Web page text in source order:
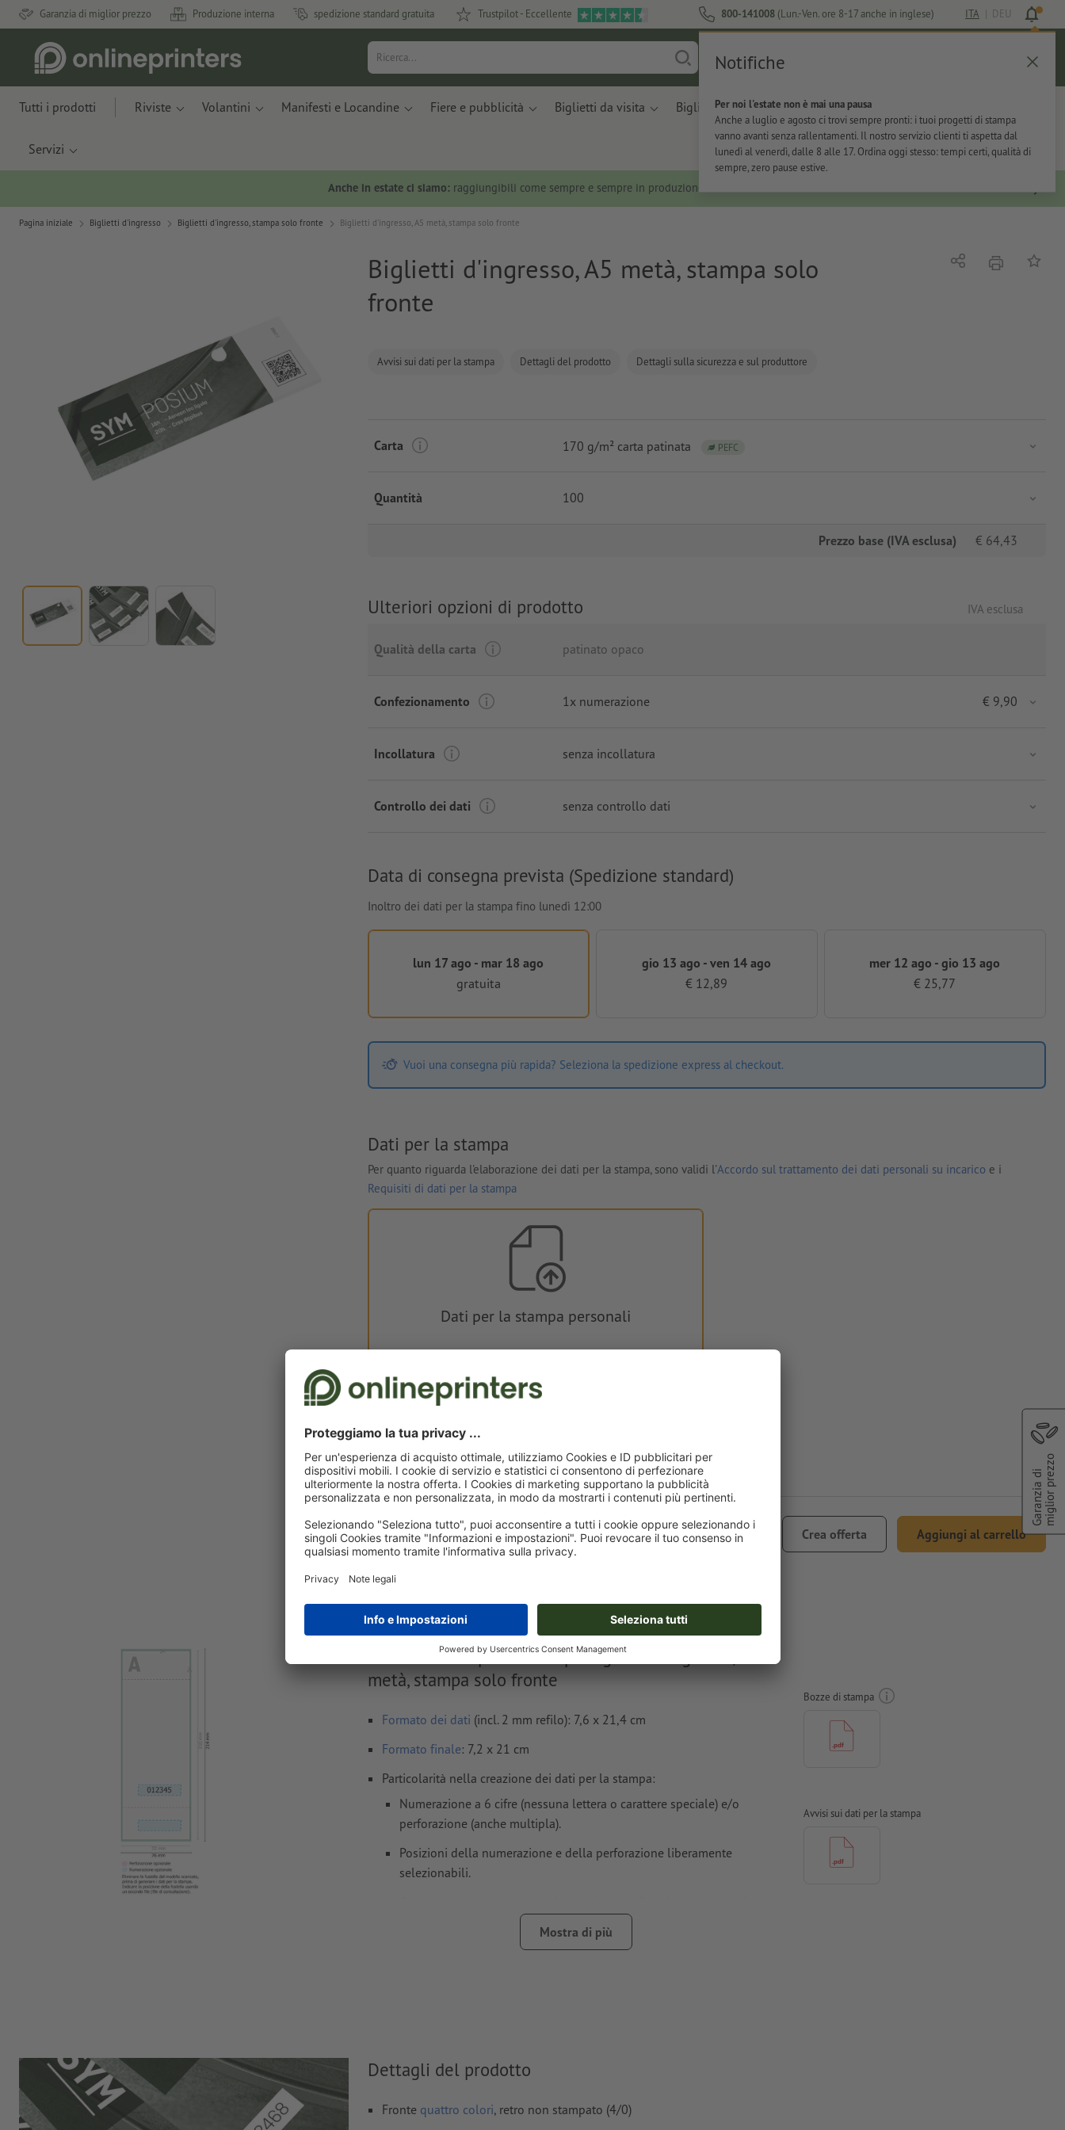
Garanzia di miglior prezzo Produzione interna spedizione standard gratuita Trustpilot - Eccellente 800-141008 (Lun.-Ven. ore 8-17 anche in inglese) ITA | DEU
Notifiche
Per noi l'estate non è mai una pausa
Anche a luglio e agosto ci trovi sempre pronti: i tuoi progetti di stampa
vanno avanti senza rallentamenti. Il nostro servizio clienti ti aspetta dal
lunedì al venerdì, dalle 8 alle 17. Ordina oggi stesso: tempi certi, qualità di
sempre, zero pause estive.
Carrello
Tutti i prodotti Riviste Volantini Manifesti e Locandine Fiere e pubblicità Biglietti da visita Biglietti Per l'ufficio Adesivi
Servizi
Anche in estate ci siamo: raggiungibili come sempre e sempre in produzione.
Pagina iniziale Biglietti d'ingresso Biglietti d'ingresso, stampa solo fronte Biglietti d'ingresso, A5 metà, stampa solo fronte
Biglietti d'ingresso, A5 metà, stampa solo
fronte
Avvisi sui dati per la stampa Dettagli del prodotto Dettagli sulla sicurezza e sul produttore
Condividistamparealla
Carta 170 g/m² carta patinata PEFC
Quantità 100
Prezzo base (IVA esclusa) € 64,43
Ulteriori opzioni di prodotto IVA esclusa
Qualità della carta patinato opaco
Confezionamento 1x numerazione € 9,90
Incollatura senza incollatura
Controllo dei dati senza controllo dati
Data di consegna prevista (Spedizione standard)
Inoltro dei dati per la stampa fino lunedì 12:00
lun 17 ago - mar 18 ago
gratuita
gio 13 ago - ven 14 ago
€ 12,89
mer 12 ago - gio 13 ago
€ 25,77
Vuoi una consegna più rapida? Seleziona la spedizione express al checkout.
Dati per la stampa
Per quanto riguarda l'elaborazione dei dati per la stampa, sono validi l'Accordo sul trattamento dei dati personali su incarico e i
Requisiti di dati per la stampa
Dati per la stampa personali
l'acquisto.
€ 74,33 € 90,68 Crea offerta Aggiungi al carrello
Consegna all' incirca:
lun 17 ago - mar 18 ago
Avvisi sui dati per la stampa Biglietti d'ingresso, A5
metà, stampa solo fronte
Formato dei dati (incl. 2 mm refilo): 7,6 x 21,4 cm
Formato finale: 7,2 x 21 cm
Particolarità nella creazione dei dati per la stampa:
Numerazione a 6 cifre (nessuna lettera o carattere speciale) e/o
perforazione (anche multipla).
Posizioni della numerazione e della perforazione liberamente
selezionabili.
Campo della numerazione: almeno 24 x 6 mm. Corpo dei caratteri della
orizzontale. Si prega di adattarli di conseguenza.
Risoluzione:300 dpi
Mostra di più
Bozze di stampa
Avvisi sui dati per la stampa
Dettagli del prodotto
Fronte quattro colori, retro non stampato (4/0)
Garanzia dimiglior prezzo